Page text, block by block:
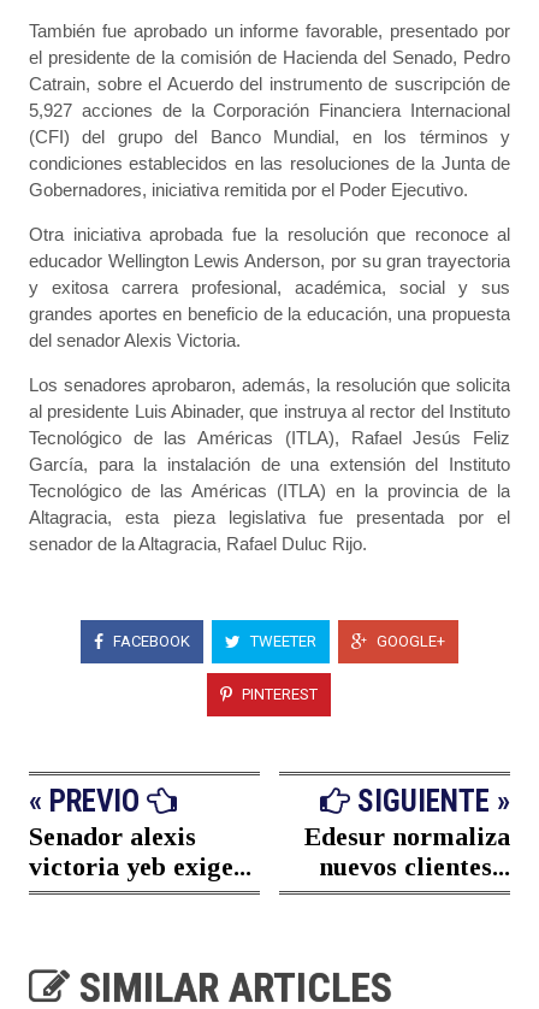
También fue aprobado un informe favorable, presentado por
el presidente de la comisión de Hacienda del Senado, Pedro
Catrain, sobre el Acuerdo del instrumento de suscripción de
5,927 acciones de la Corporación Financiera Internacional
(CFI) del grupo del Banco Mundial, en los términos y
condiciones establecidos en las resoluciones de la Junta de
Gobernadores, iniciativa remitida por el Poder Ejecutivo.
Otra iniciativa aprobada fue la resolución que reconoce al
educador Wellington Lewis Anderson, por su gran trayectoria
y exitosa carrera profesional, académica, social y sus
grandes aportes en beneficio de la educación, una propuesta
del senador Alexis Victoria.
Los senadores aprobaron, además, la resolución que solicita
al presidente Luis Abinader, que instruya al rector del Instituto
Tecnológico de las Américas (ITLA), Rafael Jesús Feliz
García, para la instalación de una extensión del Instituto
Tecnológico de las Américas (ITLA) en la provincia de la
Altagracia, esta pieza legislativa fue presentada por el
senador de la Altagracia, Rafael Duluc Rijo.
FACEBOOK TWEETER GOOGLE+
PINTEREST
« PREVIO
Senador alexis
victoria yeb exige...
SIGUIENTE »
Edesur normaliza
nuevos clientes...
SIMILAR ARTICLES